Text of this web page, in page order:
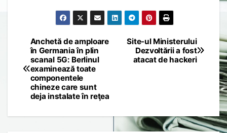
Post
navigation
Site-ul Ministerului
Dezvoltării a fost
atacat de hackeri
Anchetă de amploare
în Germania în plin
scanal 5G: Berlinul
examinează toate
componentele
chineze care sunt
deja instalate în reţea